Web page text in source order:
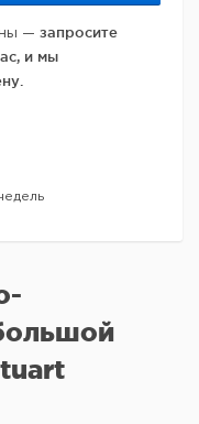
— запросите
и мы